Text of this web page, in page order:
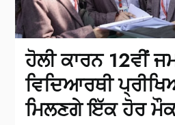
ਹੋਲੀ ਕਾਰਨ 12ਵੀਂ
ਵਿਦਿਆਰਥੀ
ਮਿਲਣਗੇ ਇੱਕ ਹੋਰ